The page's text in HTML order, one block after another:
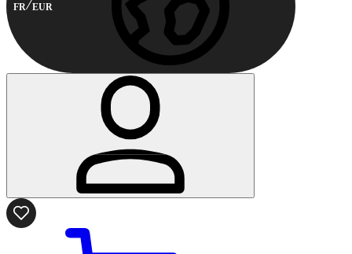
FR EUR